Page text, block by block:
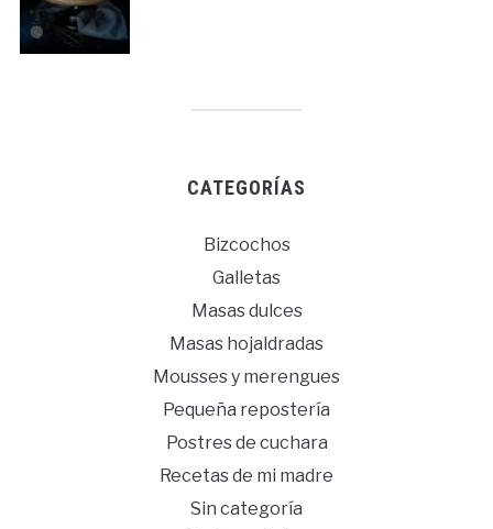
CATEGORÍAS
Bizcochos
Galletas
Masas dulces
Masas hojaldradas
Mousses y merengues
Pequeña repostería
Postres de cuchara
Recetas de mi madre
Sin categoría